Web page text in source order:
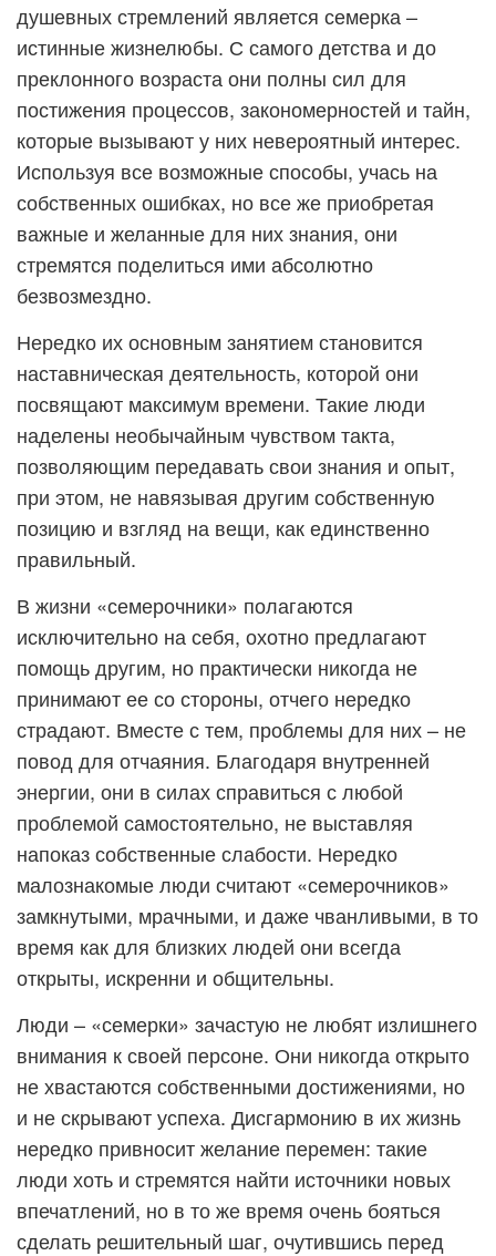
душевных стремлений является семерка –
истинные жизнелюбы. С самого детства и до
преклонного возраста они полны сил для
постижения процессов, закономерностей и тайн,
которые вызывают у них невероятный интерес.
Используя все возможные способы, учась на
собственных ошибках, но все же приобретая
важные и желанные для них знания, они
стремятся поделиться ими абсолютно
безвозмездно.
Нередко их основным занятием становится
наставническая деятельность, которой они
посвящают максимум времени. Такие люди
наделены необычайным чувством такта,
позволяющим передавать свои знания и опыт,
при этом, не навязывая другим собственную
позицию и взгляд на вещи, как единственно
правильный.
В жизни «семерочники» полагаются
исключительно на себя, охотно предлагают
помощь другим, но практически никогда не
принимают ее со стороны, отчего нередко
страдают. Вместе с тем, проблемы для них – не
повод для отчаяния. Благодаря внутренней
энергии, они в силах справиться с любой
проблемой самостоятельно, не выставляя
напоказ собственные слабости. Нередко
малознакомые люди считают «семерочников»
замкнутыми, мрачными, и даже чванливыми, в то
время как для близких людей они всегда
открыты, искренни и общительны.
Люди – «семерки» зачастую не любят излишнего
внимания к своей персоне. Они никогда открыто
не хвастаются собственными достижениями, но
и не скрывают успеха. Дисгармонию в их жизнь
нередко привносит желание перемен: такие
люди хоть и стремятся найти источники новых
впечатлений, но в то же время очень бояться
сделать решительный шаг, очутившись перед